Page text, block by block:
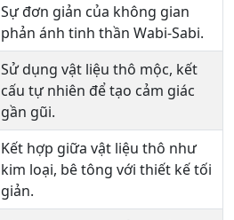
Sự đơn giản của không gian
phản ánh tinh thần Wabi-Sabi.
Sử dụng vật liệu thô mộc, kết
cấu tự nhiên để tạo cảm giác
gần gũi.
Kết hợp giữa vật liệu thô như
kim loại, bê tông với thiết kế tối
giản.